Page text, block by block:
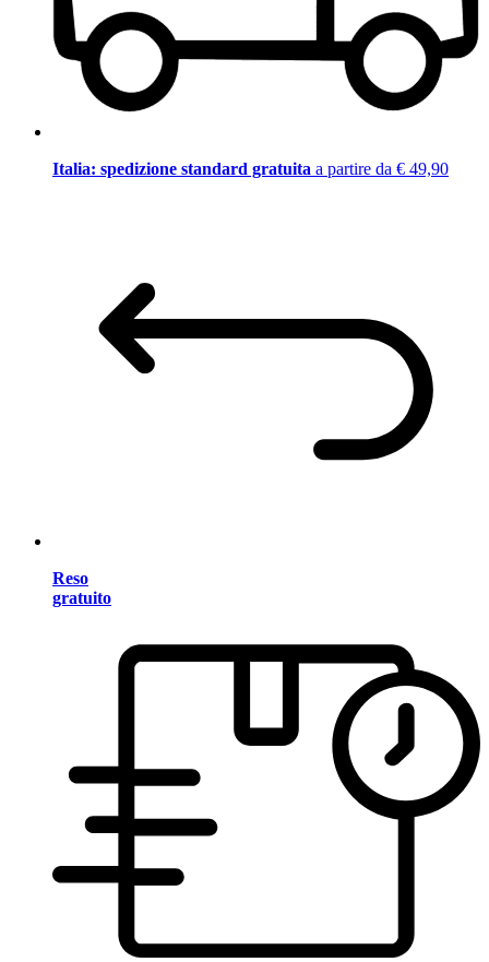
Italia: spedizione standard gratuita a partire da € 49,90
Reso
gratuito